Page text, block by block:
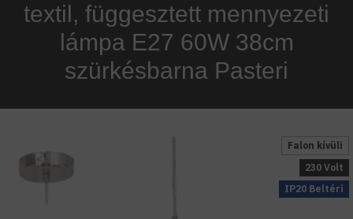
textil, függesztett mennyezeti
lámpa E27 60W 38cm
szürkésbarna Pasteri
Falon kívüli
IP20 Beltéri
230 Volt